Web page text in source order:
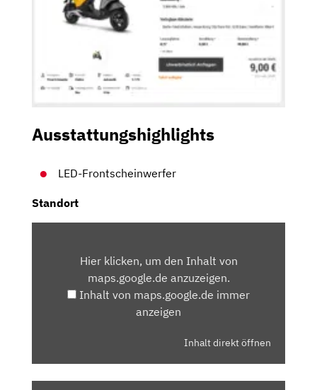
Ausstattungshighlights
LED-Frontscheinwerfer
Standort
MAPS.GOOGLE.DEHier klicken, um den Inhalt von
maps.google.de anzuzeigen.
Inhalt von maps.google.de immer
anzeigen
Inhalt direkt öffnen